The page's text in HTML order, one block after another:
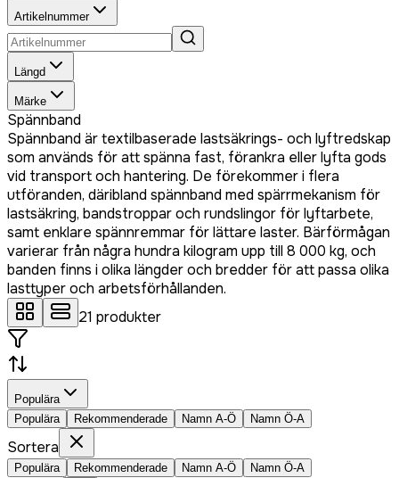
Artikelnummer
Längd
Märke
Spännband
Spännband är textilbaserade lastsäkrings- och lyftredskap
som används för att spänna fast, förankra eller lyfta gods
vid transport och hantering. De förekommer i flera
utföranden, däribland spännband med spärrmekanism för
lastsäkring, bandstroppar och rundslingor för lyftarbete,
samt enklare spännremmar för lättare laster. Bärförmågan
varierar från några hundra kilogram upp till 8 000 kg, och
banden finns i olika längder och bredder för att passa olika
lasttyper och arbetsförhållanden.
21 produkter
Populära
Populära
Rekommenderade Namn A-Ö Namn Ö-A
Sortera
Populära Rekommenderade Namn A-Ö Namn Ö-A